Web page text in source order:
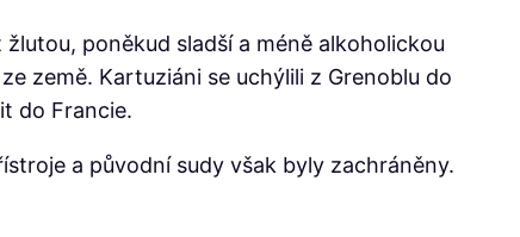
poněkud sladší a méně alkoholickou
země. Kartuziáni se uchýlili z Grenoblu do
do Francie.
a původní sudy však byly zachráněny.